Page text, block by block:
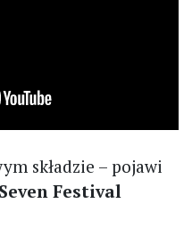
składzie – pojawi
Seven Festival